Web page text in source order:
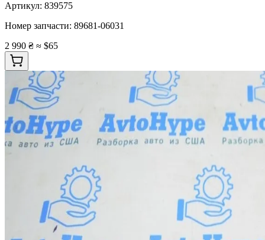
Артикул: 839575
Номер запчасти: 89681-06031
2 990 ₴ ≈ $65